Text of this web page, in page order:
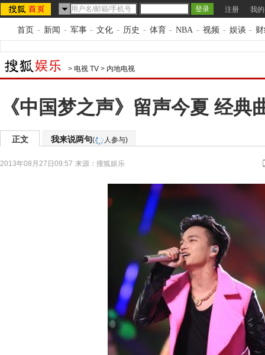
注册 我
首页 - 新闻 - 军事 - 文化 - 历史 - 体育 - NBA - 视频 - 娱谈 -
> 电视 TV > 内地电视
《中国梦之声》留声今夏 经典
正文 我来说两句( 人参与)
2013年08月27日09:57 来源： 搜狐娱乐